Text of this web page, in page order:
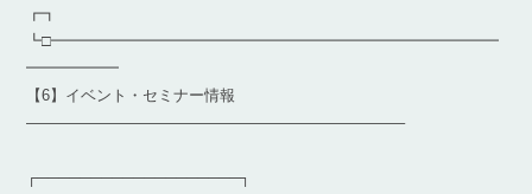
┏┓
┗□━━━━━━━━━━━━━━━━━━━━━━━━━━━━━
━━━━━━
【6】イベント・セミナー情報
————————————————————————–
┌───────────────────┐